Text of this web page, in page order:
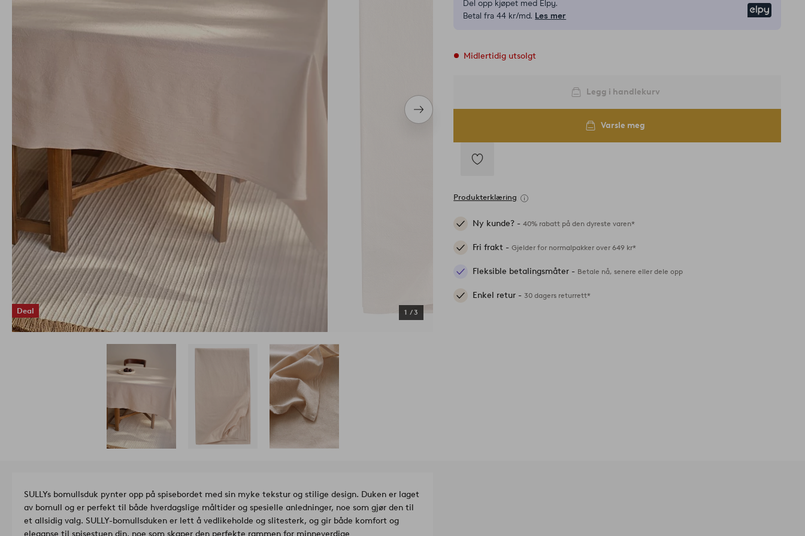
Neste
produkt
Deal 1 /3
Del opp kjøpet med Elpy.
Betal fra 44 kr/md. Les mer
Midlertidig utsolgt
Legg i handlekurv
Varsle meg
til
favoritter
Produkterklæring
Ny kunde? -40% rabatt på den dyreste varen*
Fri frakt -Gjelder for normalpakker over 649 kr*
Fleksible betalingsmåter - Betale nå, senere eller dele opp
Enkel retur -30 dagers returrett*
SULLYs bomullsduk pynter opp på spisebordet med sin myke tekstur og stilige design. Duken er laget
av bomull og er perfekt til både hverdagslige måltider og spesielle anledninger, noe som gjør den til
et allsidig valg. SULLY-bomullsduken er lett å vedlikeholde og slitesterk, og gir både komfort og
eleganse til spisestuen din, noe som skaper den perfekte rammen for minneverdige